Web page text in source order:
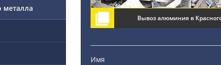
Вывоз алюминия в
Имя
металла